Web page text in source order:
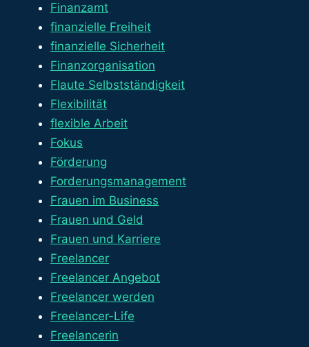
Finanzamt
finanzielle Freiheit
finanzielle Sicherheit
Finanzorganisation
Flaute Selbstständigkeit
Flexibilität
flexible Arbeit
Fokus
Förderung
Forderungsmanagement
Frauen im Business
Frauen und Geld
Frauen und Karriere
Freelancer
Freelancer Angebot
Freelancer werden
Freelancer-Life
Freelancerin